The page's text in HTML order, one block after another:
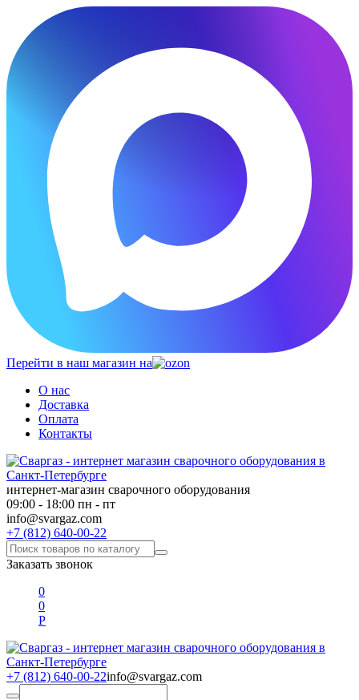
Перейти в наш магазин на
О нас
Доставка
Оплата
Контакты
интернет-магазин сварочного оборудования
09:00 - 18:00 пн - пт
info@svargaz.com
+7 (812) 640-00-22
Заказать звонок
0
0
Р
+7 (812) 640-00-22info@svargaz.com